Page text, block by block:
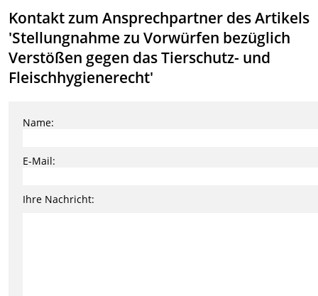
Kontakt zum Ansprechpartner des Artikels
'Stellungnahme zu Vorwürfen bezüglich
Verstößen gegen das Tierschutz- und
Fleischhygienerecht'
Name:
E-Mail:
Ihre Nachricht: